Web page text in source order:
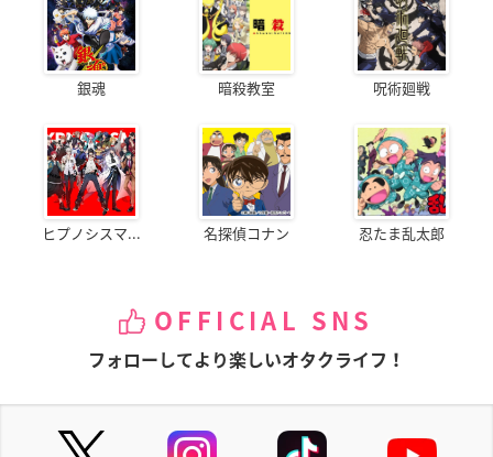
銀魂 暗殺教室 呪術廻戦
ヒプノシスマ... 名探偵コナン 忍たま乱太郎
OFFICIAL SNS
フォローしてより楽しいオタクライフ！